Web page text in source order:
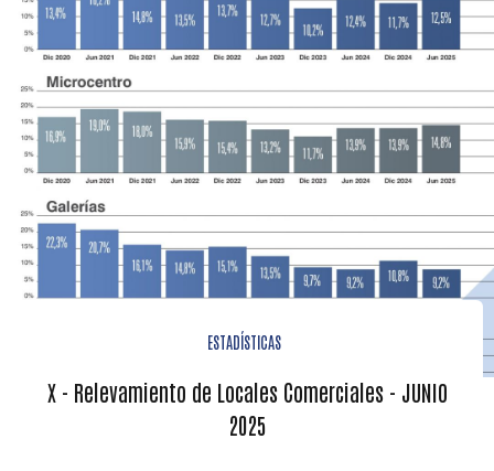
ESTADÍSTICAS
X - Relevamiento de Locales Comerciales - JUNIO
2025